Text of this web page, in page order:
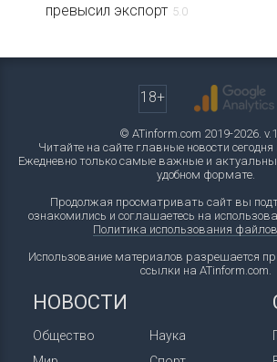
превысил экспорт 5.0
18+
© ATinform.com 2019-2026.
Читайте на сайте главные новости
Ежедневно только самые важные и
удобном формате.
Продолжая просматривать сайт вы
ознакомились и соглашаетесь на
Политика использования файлов
Использование материалов разрешается
ссылки на ATinform.com.
НОВОСТИ
Общество
Наука